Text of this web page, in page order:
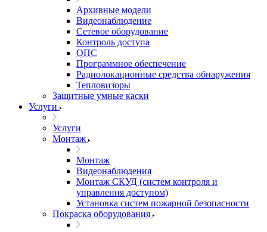
Архивные модели
Видеонаблюдение
Сетевое оборудование
Контроль доступа
ОПС
Программное обеспечение
Радиолокационные средства обнаружения
Тепловизоры
Защитные умные каски
Услуги
Услуги
Монтаж
Монтаж
Видеонаблюдения
Монтаж СКУД (систем контроля и
управления доступом)
Установка систем пожарной безопасности
Покраска оборудования